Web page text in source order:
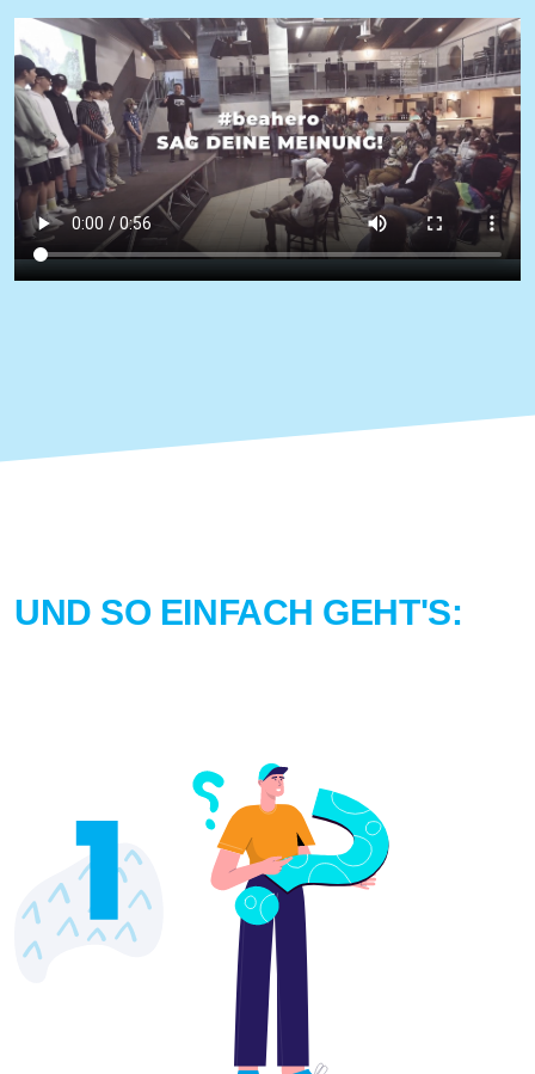
UND SO EINFACH GEHT'S: